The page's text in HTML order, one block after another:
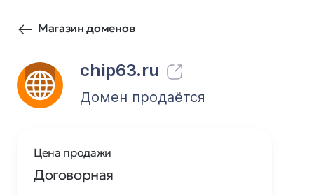
Магазин доменов
chip63.ru
Домен продаётся
Цена продажи
Договорная